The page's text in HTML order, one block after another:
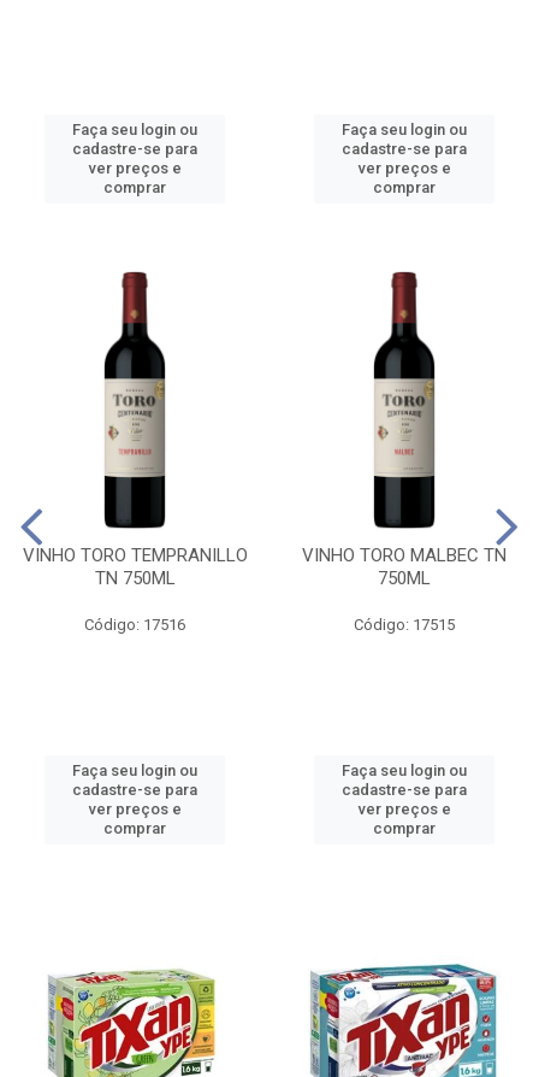
Faça seu login ou
cadastre-se para
ver preços e
comprar
Faça seu login ou
cadastre-se para
ver preços e
comprar
VINHO TORO TEMPRANILLO
TN 750ML
Código: 17516
Faça seu login ou
cadastre-se para
ver preços e
comprar
VINHO TORO MALBEC TN
750ML
Código: 17515
Faça seu login ou
cadastre-se para
ver preços e
comprar